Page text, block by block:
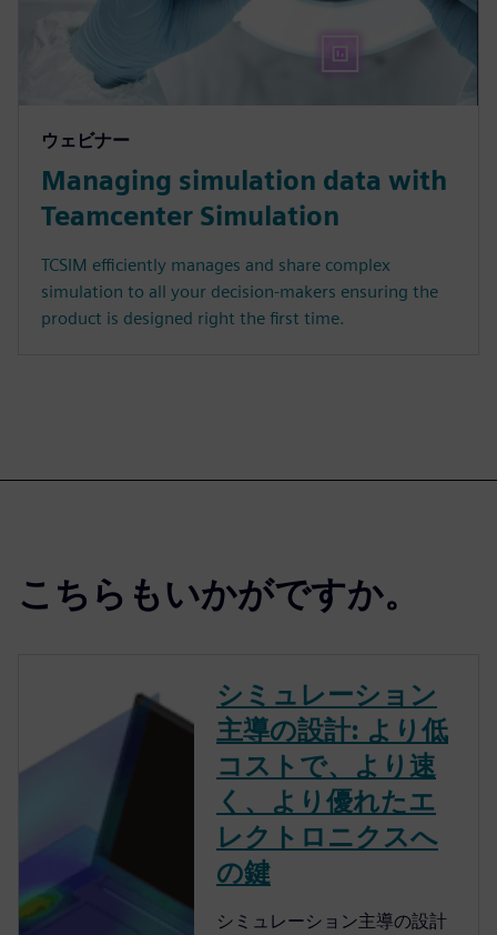
ウェビナー
Managing simulation data with
Teamcenter Simulation
TCSIM efficiently manages and share complex
simulation to all your decision-makers ensuring the
product is designed right the first time.
こちらもいかがですか。
シミュレーション
主導の設計: より低
コストで、より速
く、より優れたエ
レクトロニクスへ
の鍵
シミュレーション主導の設計